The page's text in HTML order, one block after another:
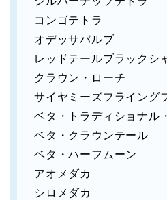
コンゴテトラ
オデッサバルブ
レッドテールブラックシ
クラウン・ローチ
サイヤミーズフライング
ベタ・トラディショナル
ベタ・クラウンテール
ベタ・ハーフムーン
アオメダカ
シロメダカ